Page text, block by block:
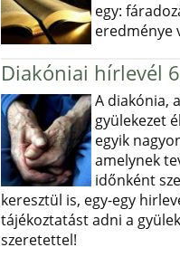
egy:
eredménye
Diakóniai hírlevél
A diakónia, a
gyülekezet
egyik
amelynek
időnként
keresztül is, egy-egy
tájékoztatást adni a
szeretettel!